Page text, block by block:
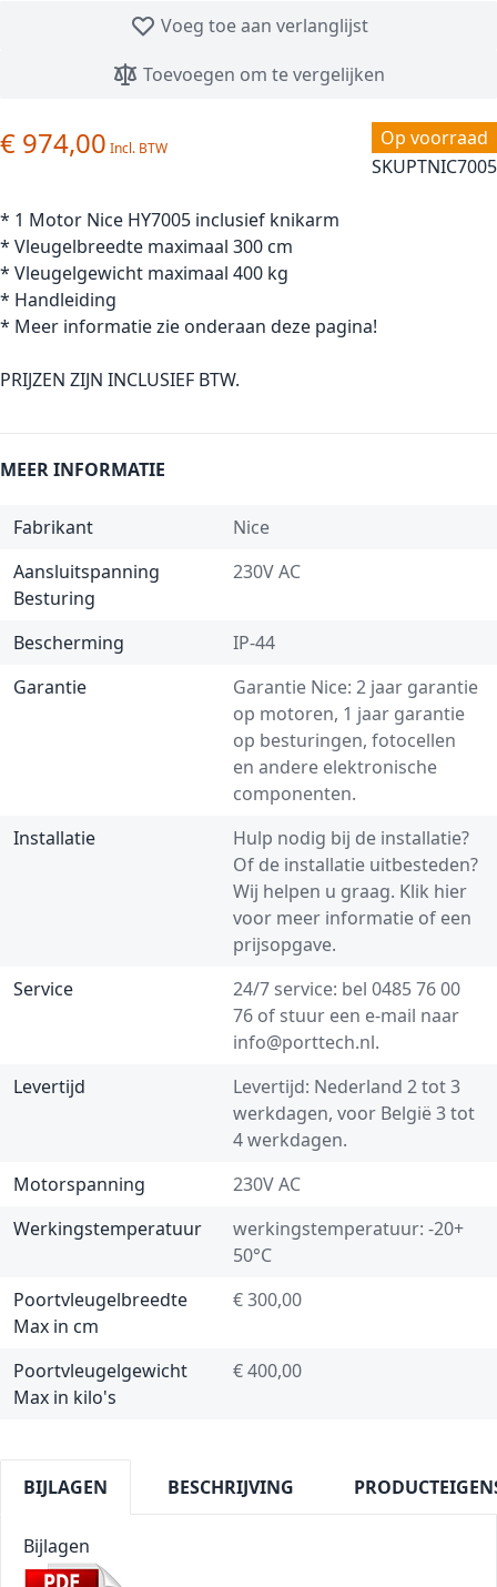
Voeg toe aan verlanglijst
Toevoegen om te vergelijken
Op voorraad
SKUPTNIC7005
€ 974,00
* 1 Motor Nice HY7005 inclusief knikarm
* Vleugelbreedte maximaal 300 cm
* Vleugelgewicht maximaal 400 kg
* Handleiding
* Meer informatie zie onderaan deze pagina!
PRIJZEN ZIJN INCLUSIEF BTW.
MEER INFORMATIE
Fabrikant
Nice
Aansluitspanning
Besturing
230V AC
Bescherming
IP-44
Garantie
Garantie Nice: 2 jaar garantie
op motoren, 1 jaar garantie
op besturingen, fotocellen
en andere elektronische
componenten.
Installatie
Hulp nodig bij de installatie?
Of de installatie uitbesteden?
Wij helpen u graag. Klik hier
voor meer informatie of een
prijsopgave.
Service
24/7 service: bel 0485 76 00
76 of stuur een e-mail naar
info@porttech.nl.
Levertijd
Levertijd: Nederland 2 tot 3
werkdagen, voor België 3 tot
4 werkdagen.
Motorspanning
230V AC
Werkingstemperatuur
werkingstemperatuur: -20+
50°C
Poortvleugelbreedte
Max in cm
€ 300,00
Poortvleugelgewicht
Max in kilo's
€ 400,00
BIJLAGEN BESCHRIJVING
Bijlagen